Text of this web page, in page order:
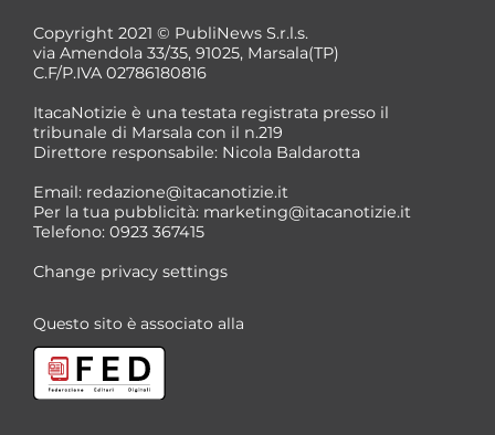
Copyright 2021 © PubliNews S.r.l.s.
via Amendola 33/35, 91025, Marsala(TP)
C.F/P.IVA 02786180816
ItacaNotizie è una testata registrata presso il
tribunale di Marsala con il n.219
Direttore responsabile: Nicola Baldarotta
Email: redazione@itacanotizie.it
Per la tua pubblicità: marketing@itacanotizie.it
Telefono: 0923 367415
Change privacy settings
Questo sito è associato alla